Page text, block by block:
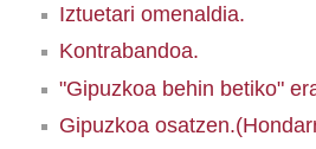
Iztuetari omenaldia.
Kontrabandoa.
"Gipuzkoa behin betiko"
Gipuzkoa